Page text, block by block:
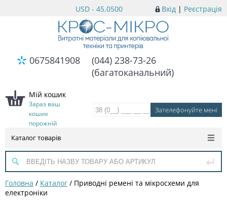
Вхід | Реєстрація
USD - 45.0500
0675841908
(044) 238-73-26
(багатоканальний)
Мій кошик
Зараз ваш
кошик
порожній
Каталог товарів
Головна / Каталог / Приводні ремені та мікросхеми для
електроніки